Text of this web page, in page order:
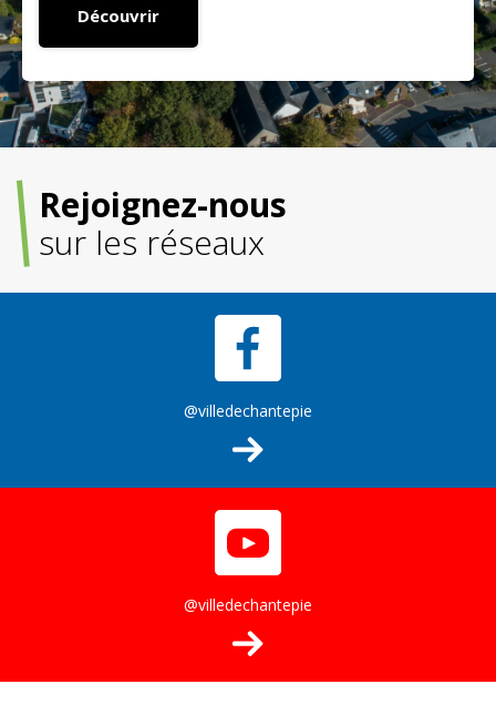
Découvrir
Rejoignez-nous
sur les réseaux
@villedechantepie
@villedechantepie